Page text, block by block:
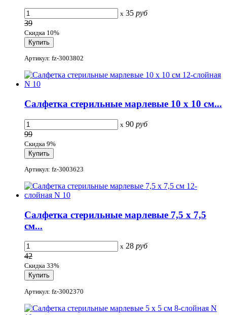
x 35 руб
39
Скидка 10%
Артикул: fz-3003802
Салфетка стерильные марлевые 10 х 10 см...
x 90 руб
99
Скидка 9%
Артикул: fz-3003623
Салфетка стерильные марлевые 7,5 х 7,5
см...
x 28 руб
42
Скидка 33%
Артикул: fz-3002370